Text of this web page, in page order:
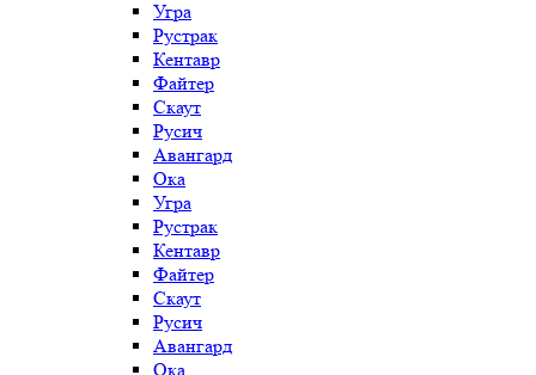
Угра
Рустрак
Кентавр
Файтер
Скаут
Русич
Авангард
Ока
Угра
Рустрак
Кентавр
Файтер
Скаут
Русич
Авангард
Ока